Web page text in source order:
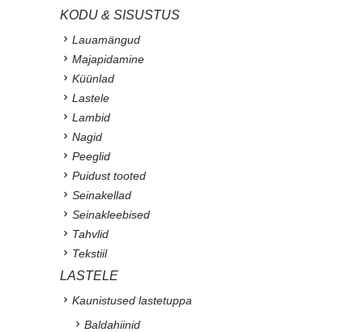
KODU & SISUSTUS
Lauamängud
Majapidamine
Küünlad
Lastele
Lambid
Nagid
Peeglid
Puidust tooted
Seinakellad
Seinakleebised
Tahvlid
Tekstiil
LASTELE
Kaunistused lastetuppa
Baldahiinid